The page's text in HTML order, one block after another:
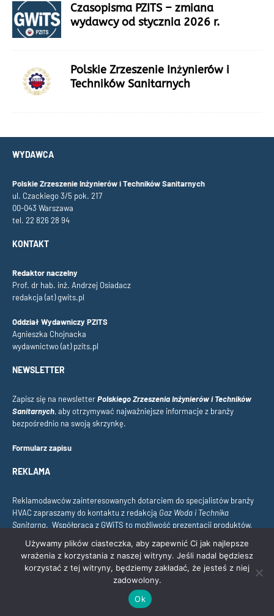
Czasopisma PZITS – zmiana
wydawcy od stycznia 2026 r.
Polskie Zrzeszenie Inżynierów i
Techników Sanitarnych
WYDAWCA
Polskie Zrzeszenie Inżynierów i Techników Sanitarnych
ul. Czackiego 3/5 pok. 217
00-043 Warszawa
tel. 22 826 28 94
KONTAKT
Redaktor naczelny
Prof. dr hab. inż. Andrzej Osiadacz
redakcja (at) gwits.pl
Oddział Wydawniczy PZITS
Agnieszka Chojnacka
wydawnictwo (at) pzits.pl
NEWSLETTER
Zapisz się na newsletterPolskiego Zrzeszenia Inżynierów i Techników
Sanitarnych, aby otrzymywać najważniejsze informacje z branży
bezpośrednio na swoją skrzynkę.
Formularz zapisu
REKLAMA
Reklamodawców zainteresowanych dotarciem do specjalistów branży
HVAC zapraszamy do kontaktu z redakcją Gaz Woda i Technika
Sanitarna. Współpraca z GWiTS to możliwość prezentacji produktów,
decydentów branżowych. Szczegóły współpracy oraz pakiety
reklamowe udostępnimy na życzenie.
© Polskie Zrzeszenie Inżynierów i Techników Sanitarnych. Wszelkie prawa
zastrzeżone.
Używamy plików ciasteczka, aby zapewnić Ci jak najlepsze
wrażenia z korzystania z naszej witryny. Jeśli nadal będziesz
korzystać z tej witryny, będziemy zakładać, że jesteś z niej
zadowolony.
Ok